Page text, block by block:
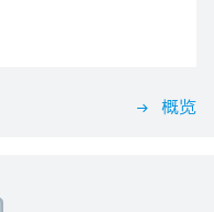
概览